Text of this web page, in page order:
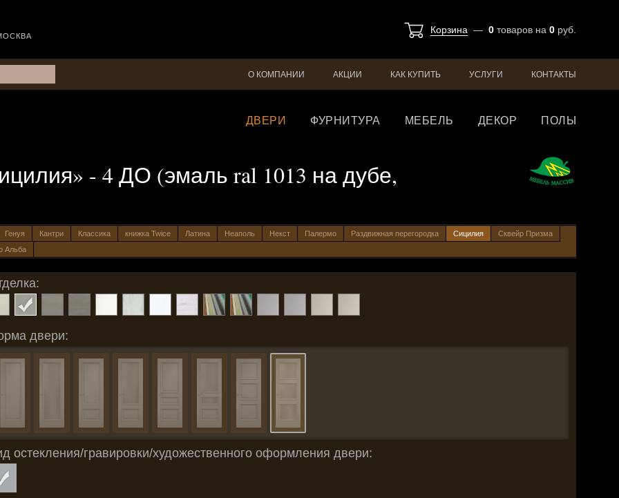
Корзина — 0 товаров на 0 руб.
О КОМПАНИИ АКЦИИ КАК КУПИТЬ УСЛУГИ КОНТАКТЫ
ДВЕРИ ФУРНИТУРА МЕБЕЛЬ ДЕКОР ПОЛЫ
- 4 ДО (эмаль ral 1013 на дубе,
Генуя Кантри Классика книжка Twice Латина Неаполь Некст Палермо Раздвижная перегородка Сицилия
Сквейр Призма
Альба
двери:
остекления/гравировки/художественного оформления двери: